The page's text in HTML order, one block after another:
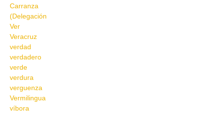
Carranza
(Delegación
Ver
Veracruz
verdad
verdadero
verde
verdura
verguenza
Vermilingua
víbora